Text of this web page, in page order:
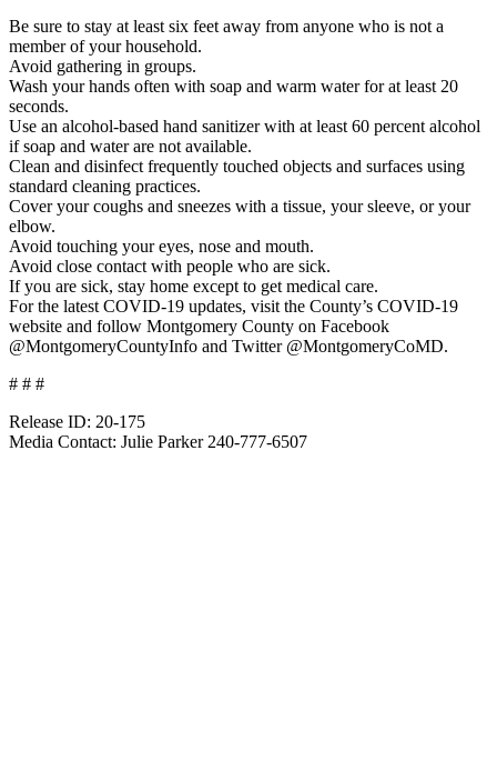
Be sure to stay at least six feet away from anyone who is not a
member of your household.
Avoid gathering in groups.
Wash your hands often with soap and warm water for at least 20
seconds.
Use an alcohol-based hand sanitizer with at least 60 percent alcohol
if soap and water are not available.
Clean and disinfect frequently touched objects and surfaces using
standard cleaning practices.
Cover your coughs and sneezes with a tissue, your sleeve, or your
elbow.
Avoid touching your eyes, nose and mouth.
Avoid close contact with people who are sick.
If you are sick, stay home except to get medical care.
For the latest COVID-19 updates, visit the County’s COVID-19
website and follow Montgomery County on Facebook
@MontgomeryCountyInfo and Twitter @MontgomeryCoMD.
# # #
Release ID: 20-175
Media Contact: Julie Parker 240-777-6507